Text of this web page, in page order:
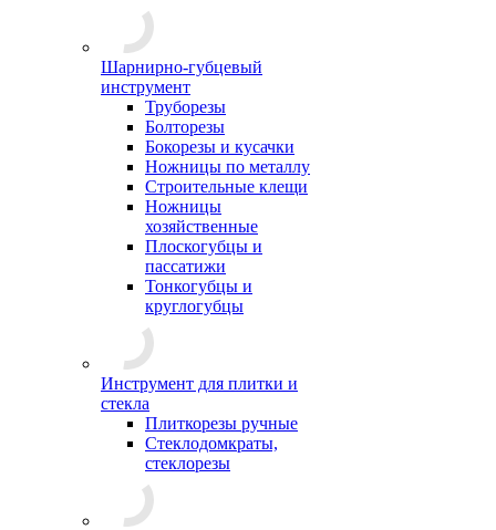
Шарнирно-губцевый
инструмент
Труборезы
Болторезы
Бокорезы и кусачки
Ножницы по металлу
Строительные клещи
Ножницы
хозяйственные
Плоскогубцы и
пассатижи
Тонкогубцы и
круглогубцы
Инструмент для плитки и
стекла
Плиткорезы ручные
Стеклодомкраты,
стеклорезы